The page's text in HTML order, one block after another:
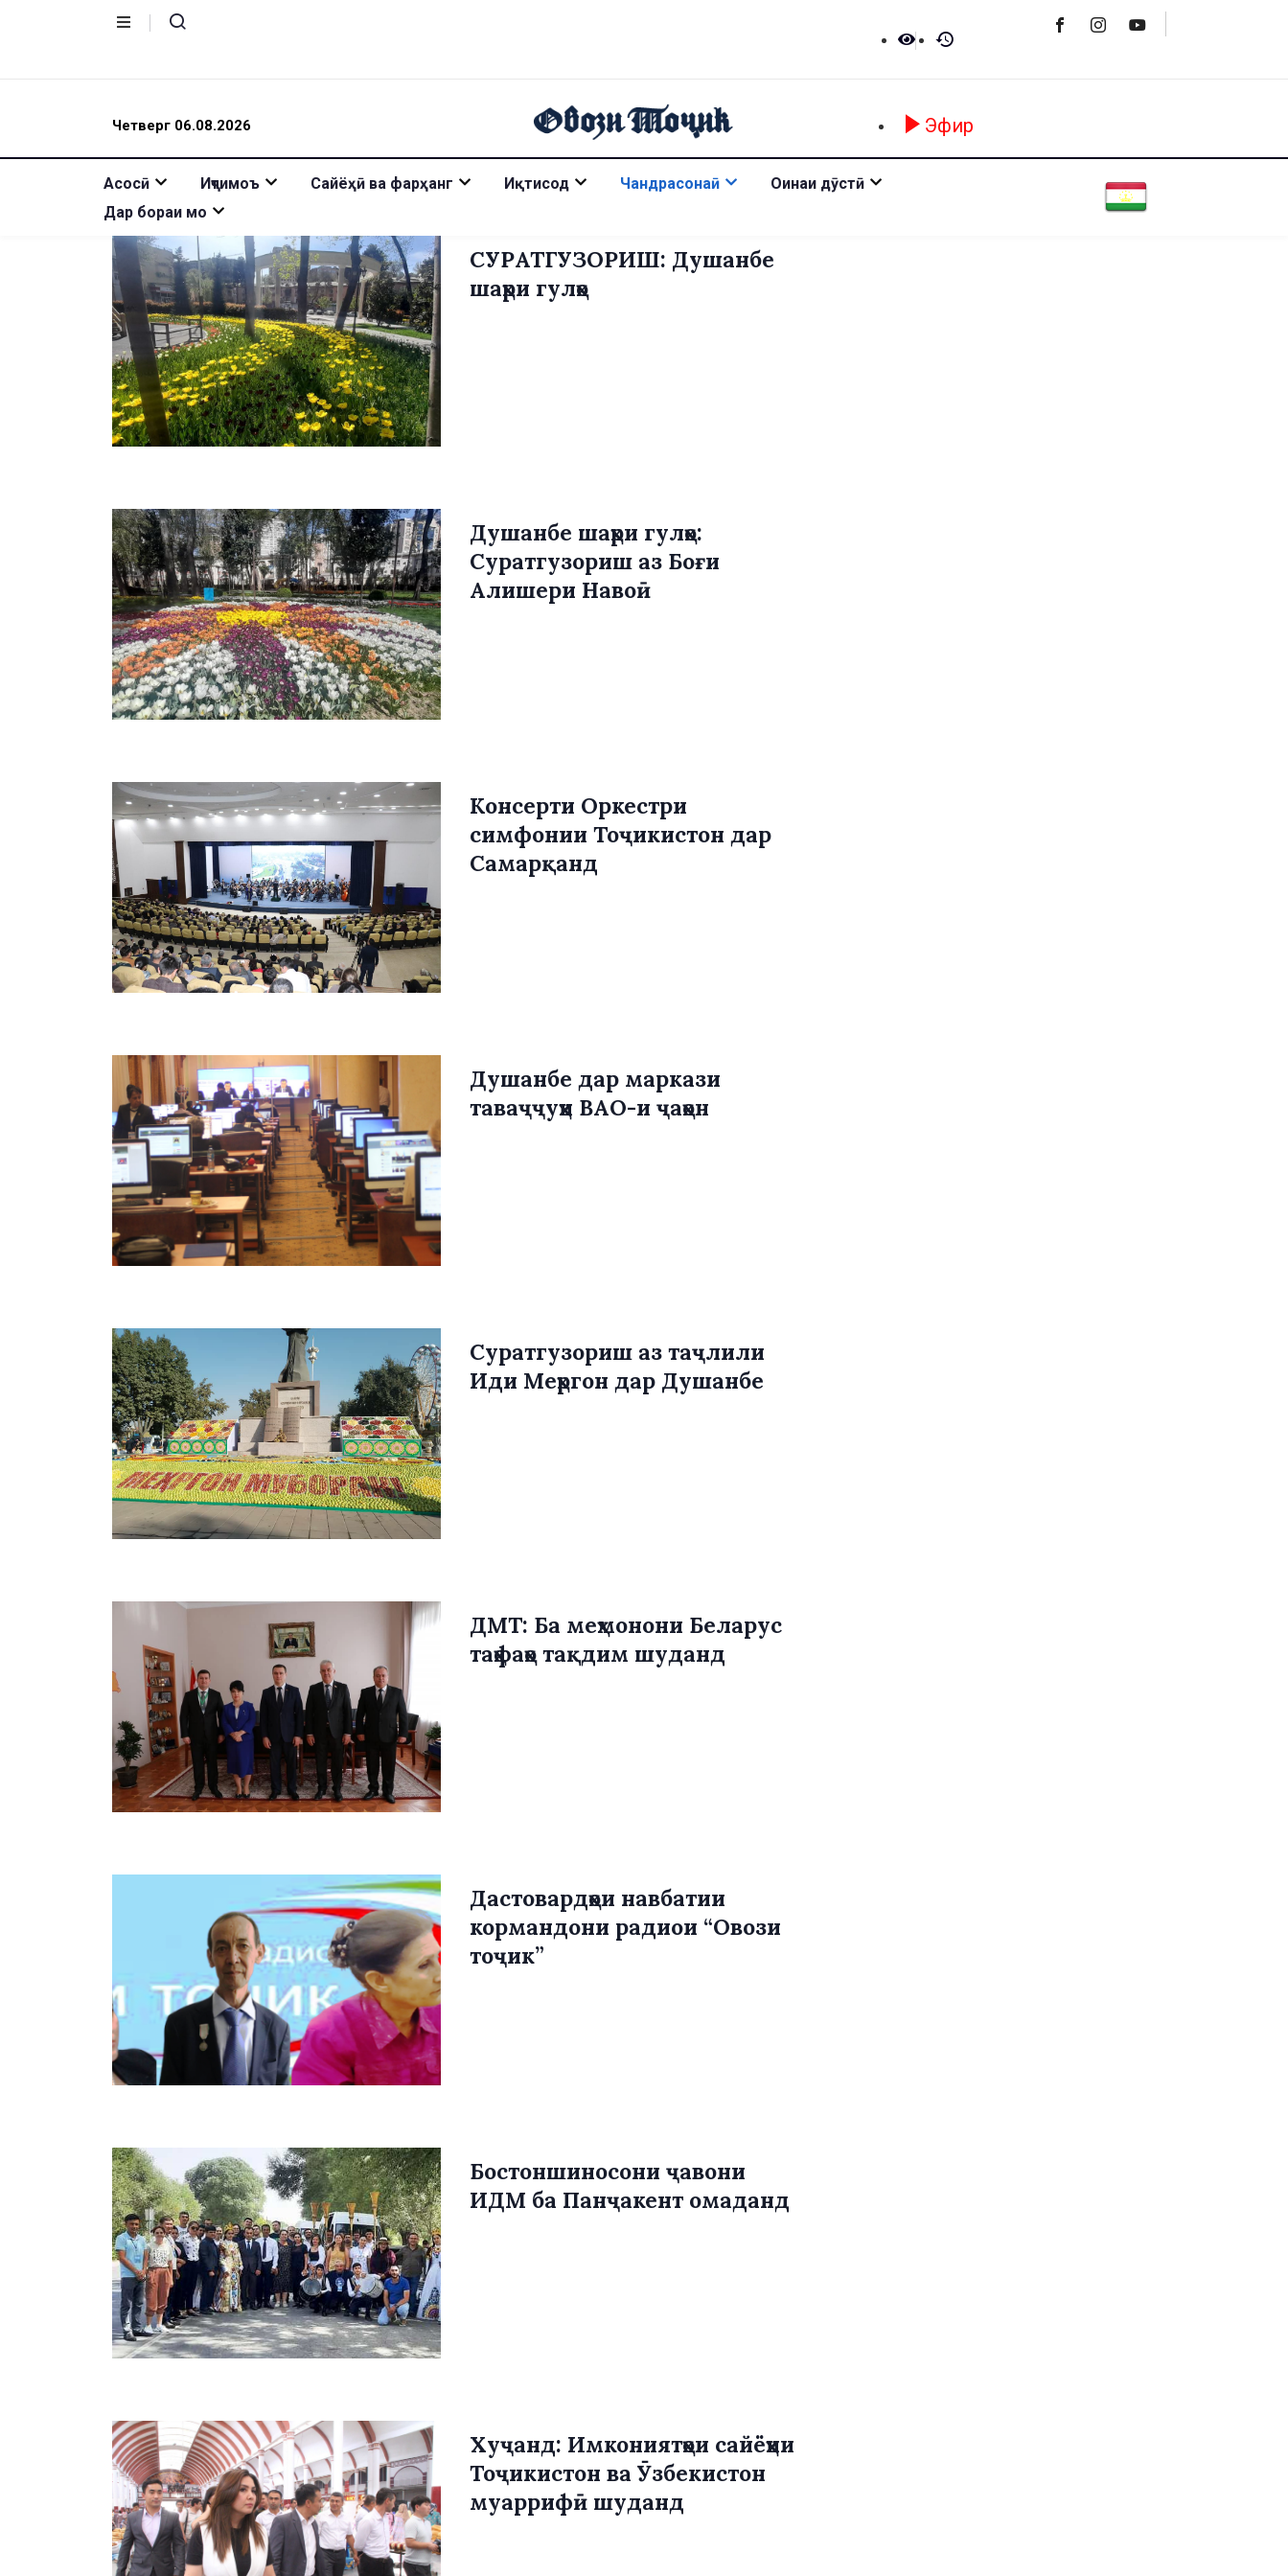
Четверг 06.08.2026 Эфир
Асосӣ Иҷтимоъ Сайёҳӣ ва фарҳанг Иқтисод Чандрасонаӣ
Оинаи дӯстӣ
Дар бораи мо
СУРАТГУЗОРИШ: Душанбе
шаҳри гулҳо
Душанбе шаҳри гулҳо:
Суратгузориш аз Боғи
Алишери Навоӣ
Консерти Оркестри
симфонии Тоҷикистон дар
Самарқанд
Душанбе дар маркази
таваҷҷуҳи ВАО-и ҷаҳон
Суратгузориш аз таҷлили
Иди Меҳргон дар Душанбе
ДМТ: Ба меҳмонони Беларус
таҳфаҳо тақдим шуданд
Дастовардҳои навбатии
кормандони радиои “Овози
тоҷик”
Бостоншиносони ҷавони
ИДМ ба Панҷакент омаданд
Хуҷанд: Имкониятҳои сайёҳии
Тоҷикистон ва Ӯзбекистон
муаррифӣ шуданд